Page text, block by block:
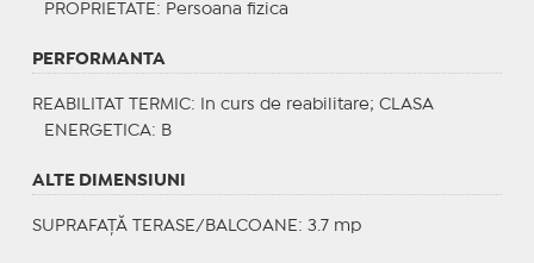
PROPRIETATE : Persoana fizica
PERFORMANTA
REABILITAT TERMIC: In curs de reabilitare; CLASA
ENERGETICA: B
ALTE DIMENSIUNI
SUPRAFAȚĂ TERASE/BALCOANE: 3.7 mp